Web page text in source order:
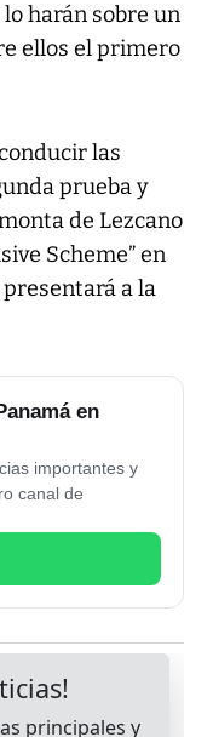
harán sobre un
ellos el primero
las
prueba y
de Lezcano
Scheme” en
a la
en
importantes y
canal de